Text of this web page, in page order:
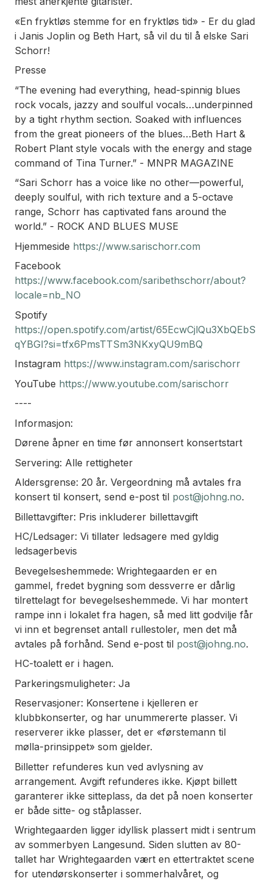
«En fryktløs stemme for en fryktløs tid» - Er du glad
i Janis Joplin og Beth Hart, så vil du til å elske Sari
Schorr!
Presse
“The evening had everything, head-spinnig blues
rock vocals, jazzy and soulful vocals…underpinned
by a tight rhythm section. Soaked with influences
from the great pioneers of the blues…Beth Hart &
Robert Plant style vocals with the energy and stage
command of Tina Turner.” - MNPR MAGAZINE
“Sari Schorr has a voice like no other—powerful,
deeply soulful, with rich texture and a 5-octave
range, Schorr has captivated fans around the
world.” - ROCK AND BLUES MUSE
Hjemmeside https://www.sarischorr.com
Facebook
https://www.facebook.com/saribethschorr/about?
locale=nb_NO
Spotify
https://open.spotify.com/artist/65EcwCjlQu3XbQEbS
qYBGl?si=tfx6PmsTTSm3NKxyQU9mBQ
Instagram https://www.instagram.com/sarischorr
YouTube https://www.youtube.com/sarischorr
----
Informasjon:
Dørene åpner en time før annonsert konsertstart
Servering: Alle rettigheter
Aldersgrense: 20 år. Vergeordning må avtales fra
konsert til konsert, send e-post til post@johng.no.
Billettavgifter: Pris inkluderer billettavgift
HC/Ledsager: Vi tillater ledsagere med gyldig
ledsagerbevis
Bevegelseshemmede: Wrightegaarden er en
gammel, fredet bygning som dessverre er dårlig
tilrettelagt for bevegelseshemmede. Vi har montert
rampe inn i lokalet fra hagen, så med litt godvilje får
vi inn et begrenset antall rullestoler, men det må
avtales på forhånd. Send e-post til post@johng.no.
HC-toalett er i hagen.
Parkeringsmuligheter: Ja
Reservasjoner: Konsertene i kjelleren er
klubbkonserter, og har unummererte plasser. Vi
reserverer ikke plasser, det er «førstemann til
mølla-prinsippet» som gjelder.
Billetter refunderes kun ved avlysning av
arrangement. Avgift refunderes ikke. Kjøpt billett
garanterer ikke sitteplass, da det på noen konserter
er både sitte- og ståplasser.
Wrightegaarden ligger idyllisk plassert midt i sentrum
av sommerbyen Langesund. Siden slutten av 80-
tallet har Wrightegaarden vært en ettertraktet scene
for utendørskonserter i sommerhalvåret, og